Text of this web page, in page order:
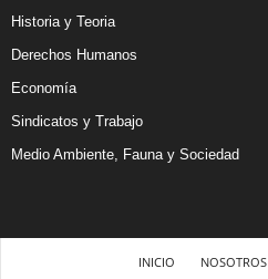
Historia y Teoria
Derechos Humanos
Economía
Sindicatos y Trabajo
Medio Ambiente, Fauna y Sociedad
INICIO NOSOTROS